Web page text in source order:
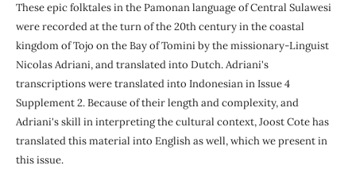
These epic folktales in the Pamonan language of Central Sulawesi
were recorded at the turn of the 20th century in the coastal
kingdom of Tojo on the Bay of Tomini by the missionary-Linguist
Nicolas Adriani, and translated into Dutch. Adriani's
transcriptions were translated into Indonesian in Issue 4
Supplement 2. Because of their length and complexity, and
Adriani's skill in interpreting the cultural context, Joost Cote has
translated this material into English as well, which we present in
this issue.